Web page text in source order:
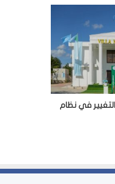
في نظام